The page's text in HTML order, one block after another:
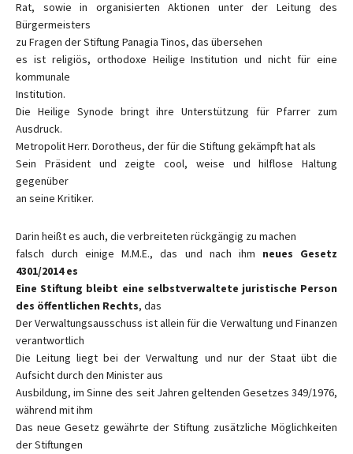
Rat, sowie in organisierten Aktionen unter der Leitung des
Bürgermeisters
zu Fragen der Stiftung Panagia Tinos, das übersehen
es ist religiös, orthodoxe Heilige Institution und nicht für eine
kommunale
Institution.
Die Heilige Synode bringt ihre Unterstützung für Pfarrer zum
Ausdruck.
Metropolit Herr. Dorotheus, der für die Stiftung gekämpft hat als
Sein Präsident und zeigte cool, weise und hilflose Haltung
gegenüber
an seine Kritiker.
Darin heißt es auch, die verbreiteten rückgängig zu machen
falsch durch einige M.M.E., das und nach ihm neues Gesetz
4301/2014 es
Eine Stiftung bleibt eine selbstverwaltete juristische Person
des öffentlichen Rechts, das
Der Verwaltungsausschuss ist allein für die Verwaltung und Finanzen
verantwortlich
Die Leitung liegt bei der Verwaltung und nur der Staat übt die
Aufsicht durch den Minister aus
Ausbildung, im Sinne des seit Jahren geltenden Gesetzes 349/1976,
während mit ihm
Das neue Gesetz gewährte der Stiftung zusätzliche Möglichkeiten
der Stiftungen